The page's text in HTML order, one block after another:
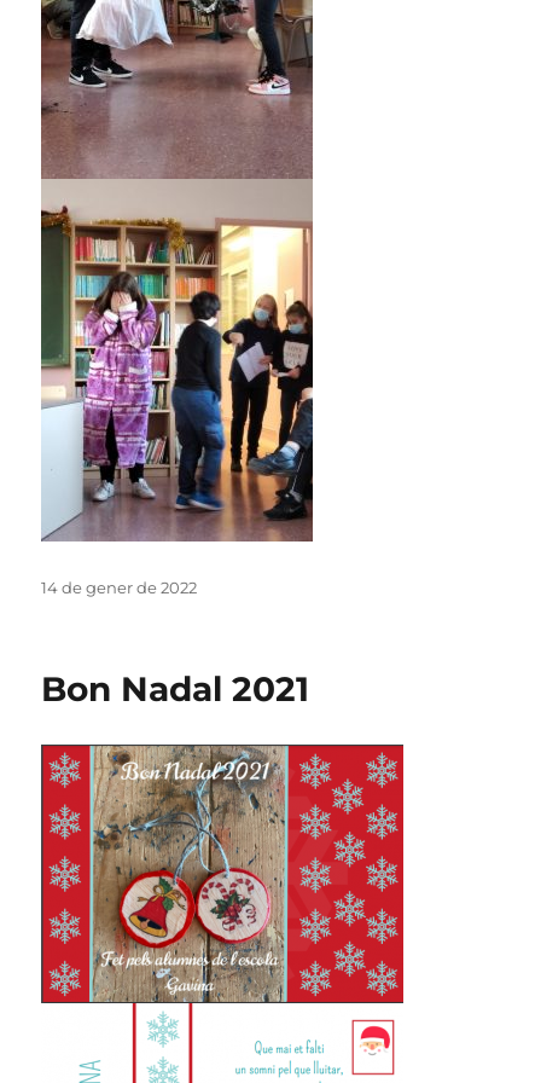
Publicat
14 de gener de 2022
Bon Nadal 2021